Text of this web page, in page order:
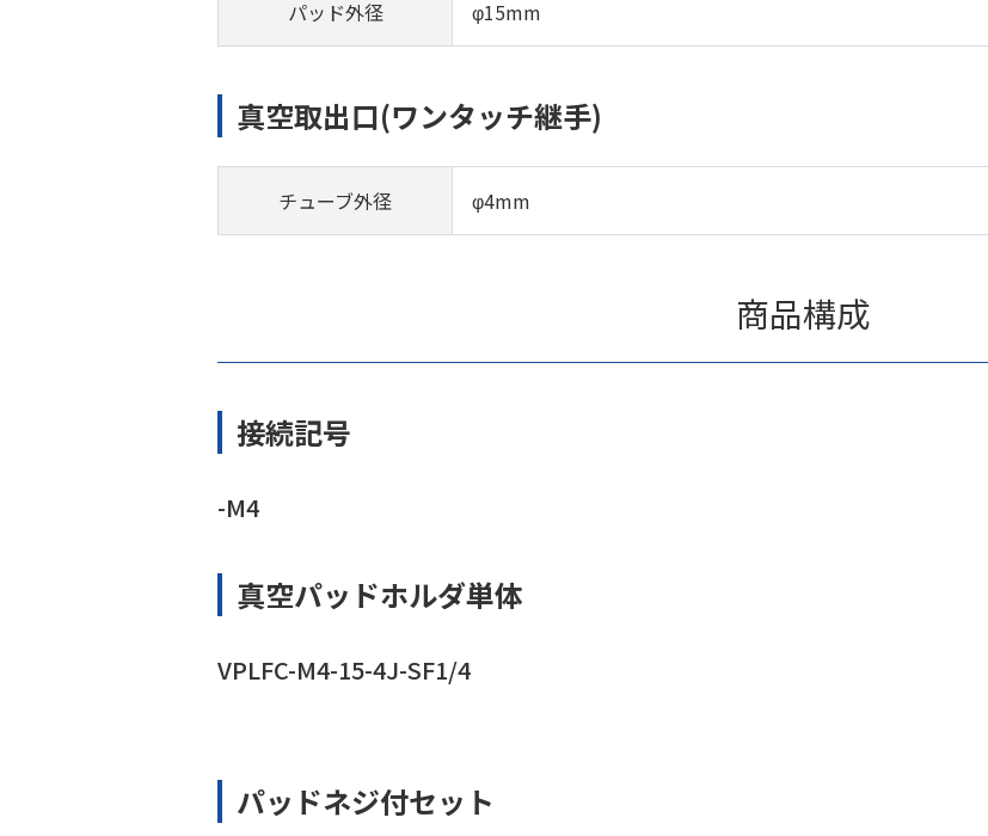
パッド外径 φ15mm
真空取出口(ワンタッチ継手)
チューブ外径 φ4mm
商品構成
接続記号
-M4
真空パッドホルダ単体
VPLFC-M4-15-4J-SF1/4
パッドネジ付セット